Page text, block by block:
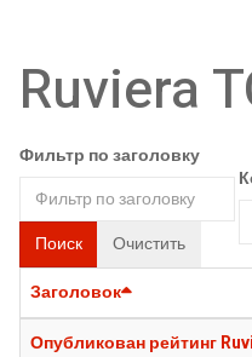
Ruviera
Фильтр по заголовку
Поиск Очистить
Заголовок
Опубликован рейтинг